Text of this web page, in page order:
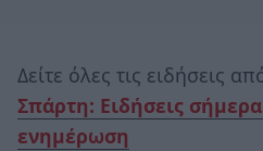
Δείτε όλες τις ειδήσεις
Σπάρτη: Ειδήσεις
ενημέρωση